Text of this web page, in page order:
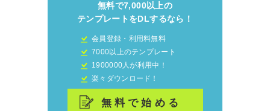
無料で7,000以上の
テンプレートをDLするなら！
会員登録・利用料無料
7000以上のテンプレート
1900000人が利用中！
楽々ダウンロード！
無料で始める